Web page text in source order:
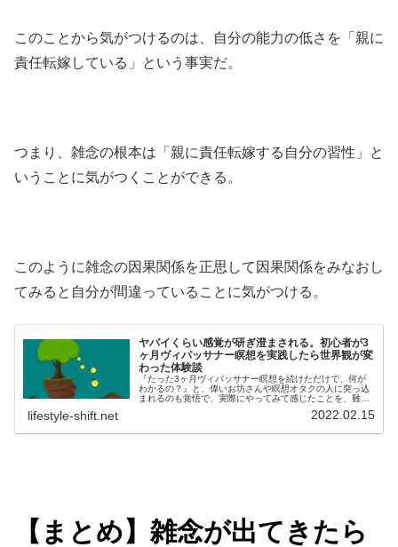
このことから気がつけるのは、自分の能力の低さを「親に
責任転嫁している」という事実だ。
つまり、雑念の根本は「親に責任転嫁する自分の習性」と
いうことに気がつくことができる。
このように雑念の因果関係を正思して因果関係をみなおし
てみると自分が間違っていることに気がつける。
ヤバイくらい感覚が研ぎ澄まされる。初心者が3
ヶ月ヴィパッサナー瞑想を実践したら世界観が変
わった体験談
『たった3ヶ月ヴィパッサナー瞑想を続けただけで、何が
わかるの？』と、偉いお坊さんや瞑想オタクの人に突っ込
まれるのも覚悟で、実際にやってみて感じたことを、難し
lifestyle-shift.net 2022.02.15
【まとめ】雑念が出てきたら